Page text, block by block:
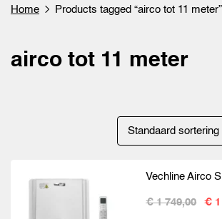
Home Products tagged “airco tot 11 meter”
airco tot 11 meter
Vechline Airco
€ 1 749,00 € 1